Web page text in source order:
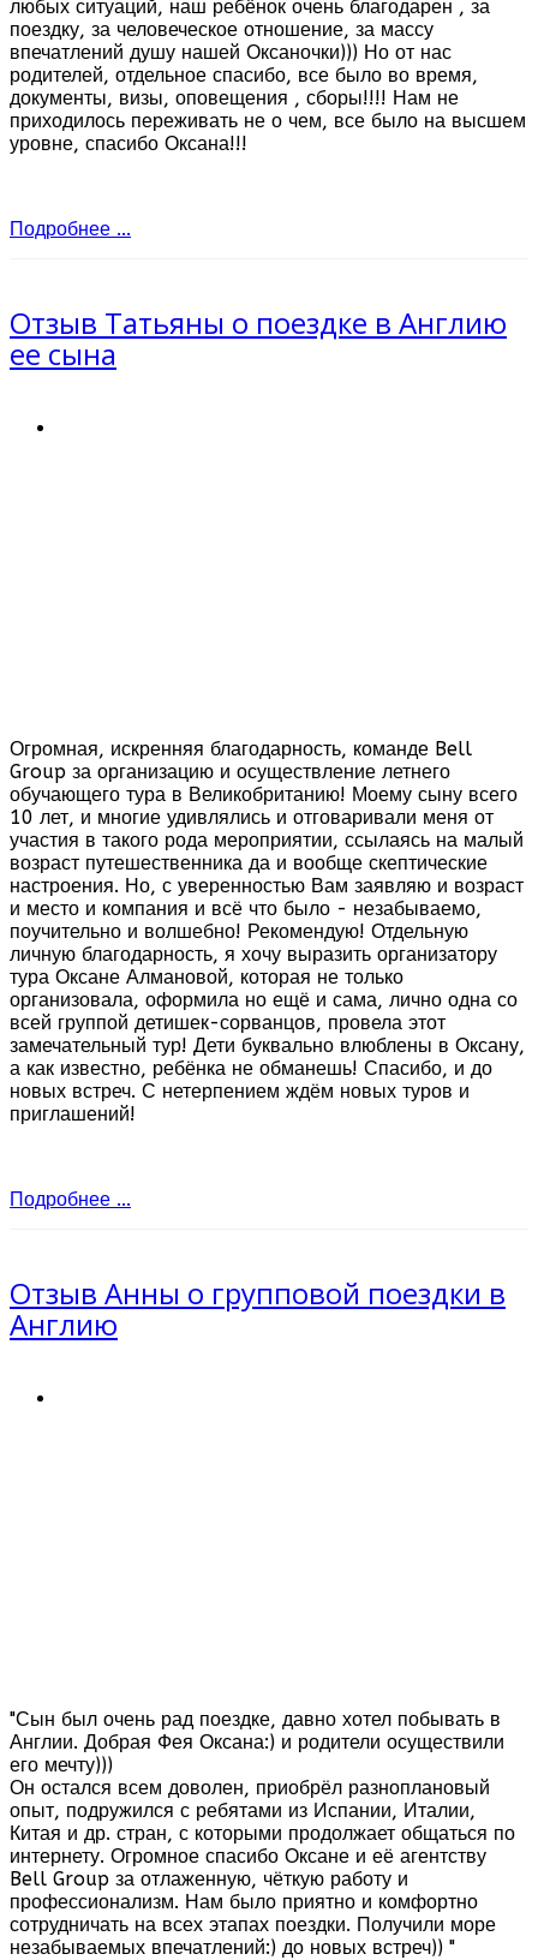
любых ситуаций, наш ребёнок очень благодарен , за
поездку, за человеческое отношение, за массу
впечатлений душу нашей Оксаночки))) Но от нас
родителей, отдельное спасибо, все было во время,
документы, визы, оповещения , сборы!!!! Нам не
приходилось переживать не о чем, все было на высшем
уровне, спасибо Оксана!!!
Подробнее ...
Отзыв Татьяны о поездке в Англию
ее сына
Огромная, искренняя благодарность, команде Bell
Group за организацию и осуществление летнего
обучающего тура в Великобританию! Моему сыну всего
10 лет, и многие удивлялись и отговаривали меня от
участия в такого рода мероприятии, ссылаясь на малый
возраст путешественника да и вообще скептические
настроения. Но, с уверенностью Вам заявляю и возраст
и место и компания и всё что было - незабываемо,
поучительно и волшебно! Рекомендую! Отдельную
личную благодарность, я хочу выразить организатору
тура Оксане Алмановой, которая не только
организовала, оформила но ещё и сама, лично одна со
всей группой детишек-сорванцов, провела этот
замечательный тур! Дети буквально влюблены в Оксану,
а как известно, ребёнка не обманешь! Спасибо, и до
новых встреч. С нетерпением ждём новых туров и
приглашений!
Подробнее ...
Отзыв Анны о групповой поездки в
Англию
"Сын был очень рад поездке, давно хотел побывать в
Англии. Добрая Фея Оксана:) и родители осуществили
его мечту)))
Он остался всем доволен, приобрёл разноплановый
опыт, подружился с ребятами из Испании, Италии,
Китая и др. стран, с которыми продолжает общаться по
интернету. Огромное спасибо Оксане и её агентству
Bell Group за отлаженную, чёткую работу и
профессионализм. Нам было приятно и комфортно
сотрудничать на всех этапах поездки. Получили море
незабываемых впечатлений:) до новых встреч)) "